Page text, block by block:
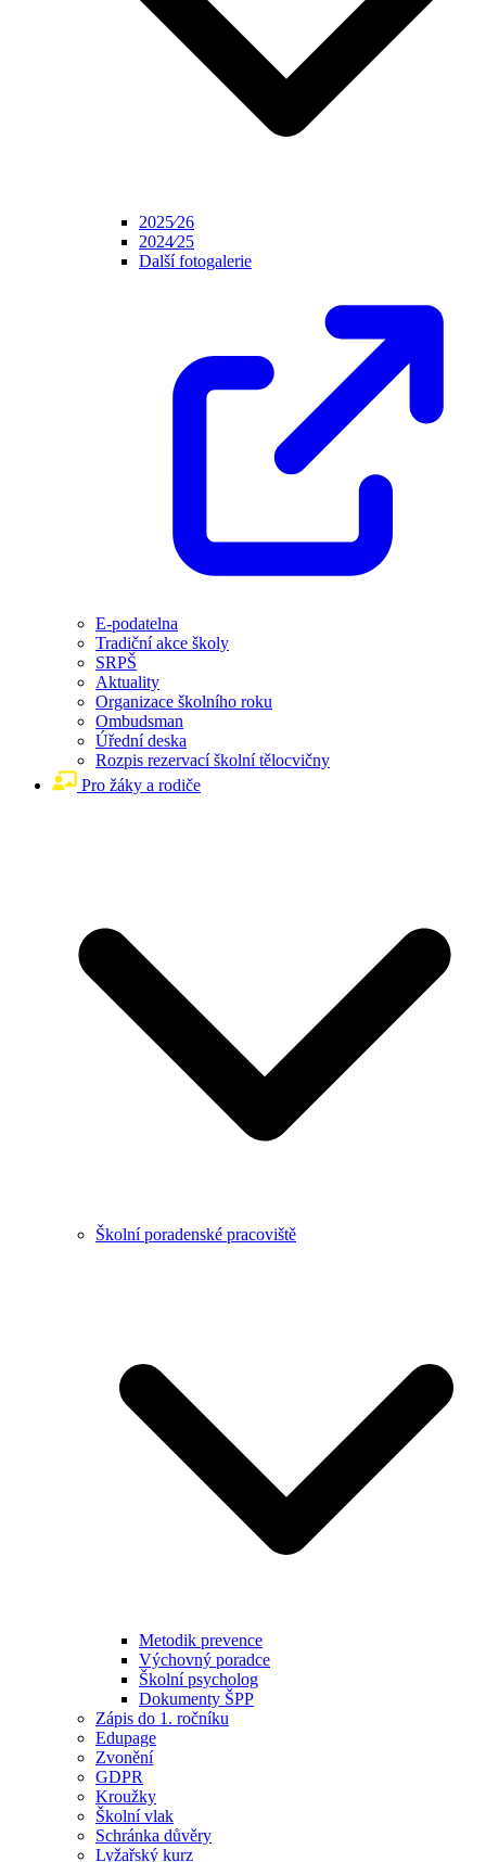
2025⁄26
2024⁄25
Další fotogalerie
E-podatelna
Tradiční akce školy
SRPŠ
Aktuality
Organizace školního roku
Ombudsman
Úřední deska
Rozpis rezervací školní tělocvičny
Pro žáky a rodiče
Školní poradenské pracoviště
Metodik prevence
Výchovný poradce
Školní psycholog
Dokumenty ŠPP
Zápis do 1. ročníku
Edupage
Zvonění
GDPR
Kroužky
Školní vlak
Schránka důvěry
Lyžařský kurz